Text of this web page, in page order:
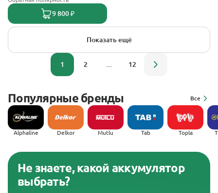
9 800 ₽
Показать ещё
1 2 12
Популярные бренды Все
Alphaline Delkor Mutlu Tab Topla
Не знаете, какой аккумулятор
выбрать?